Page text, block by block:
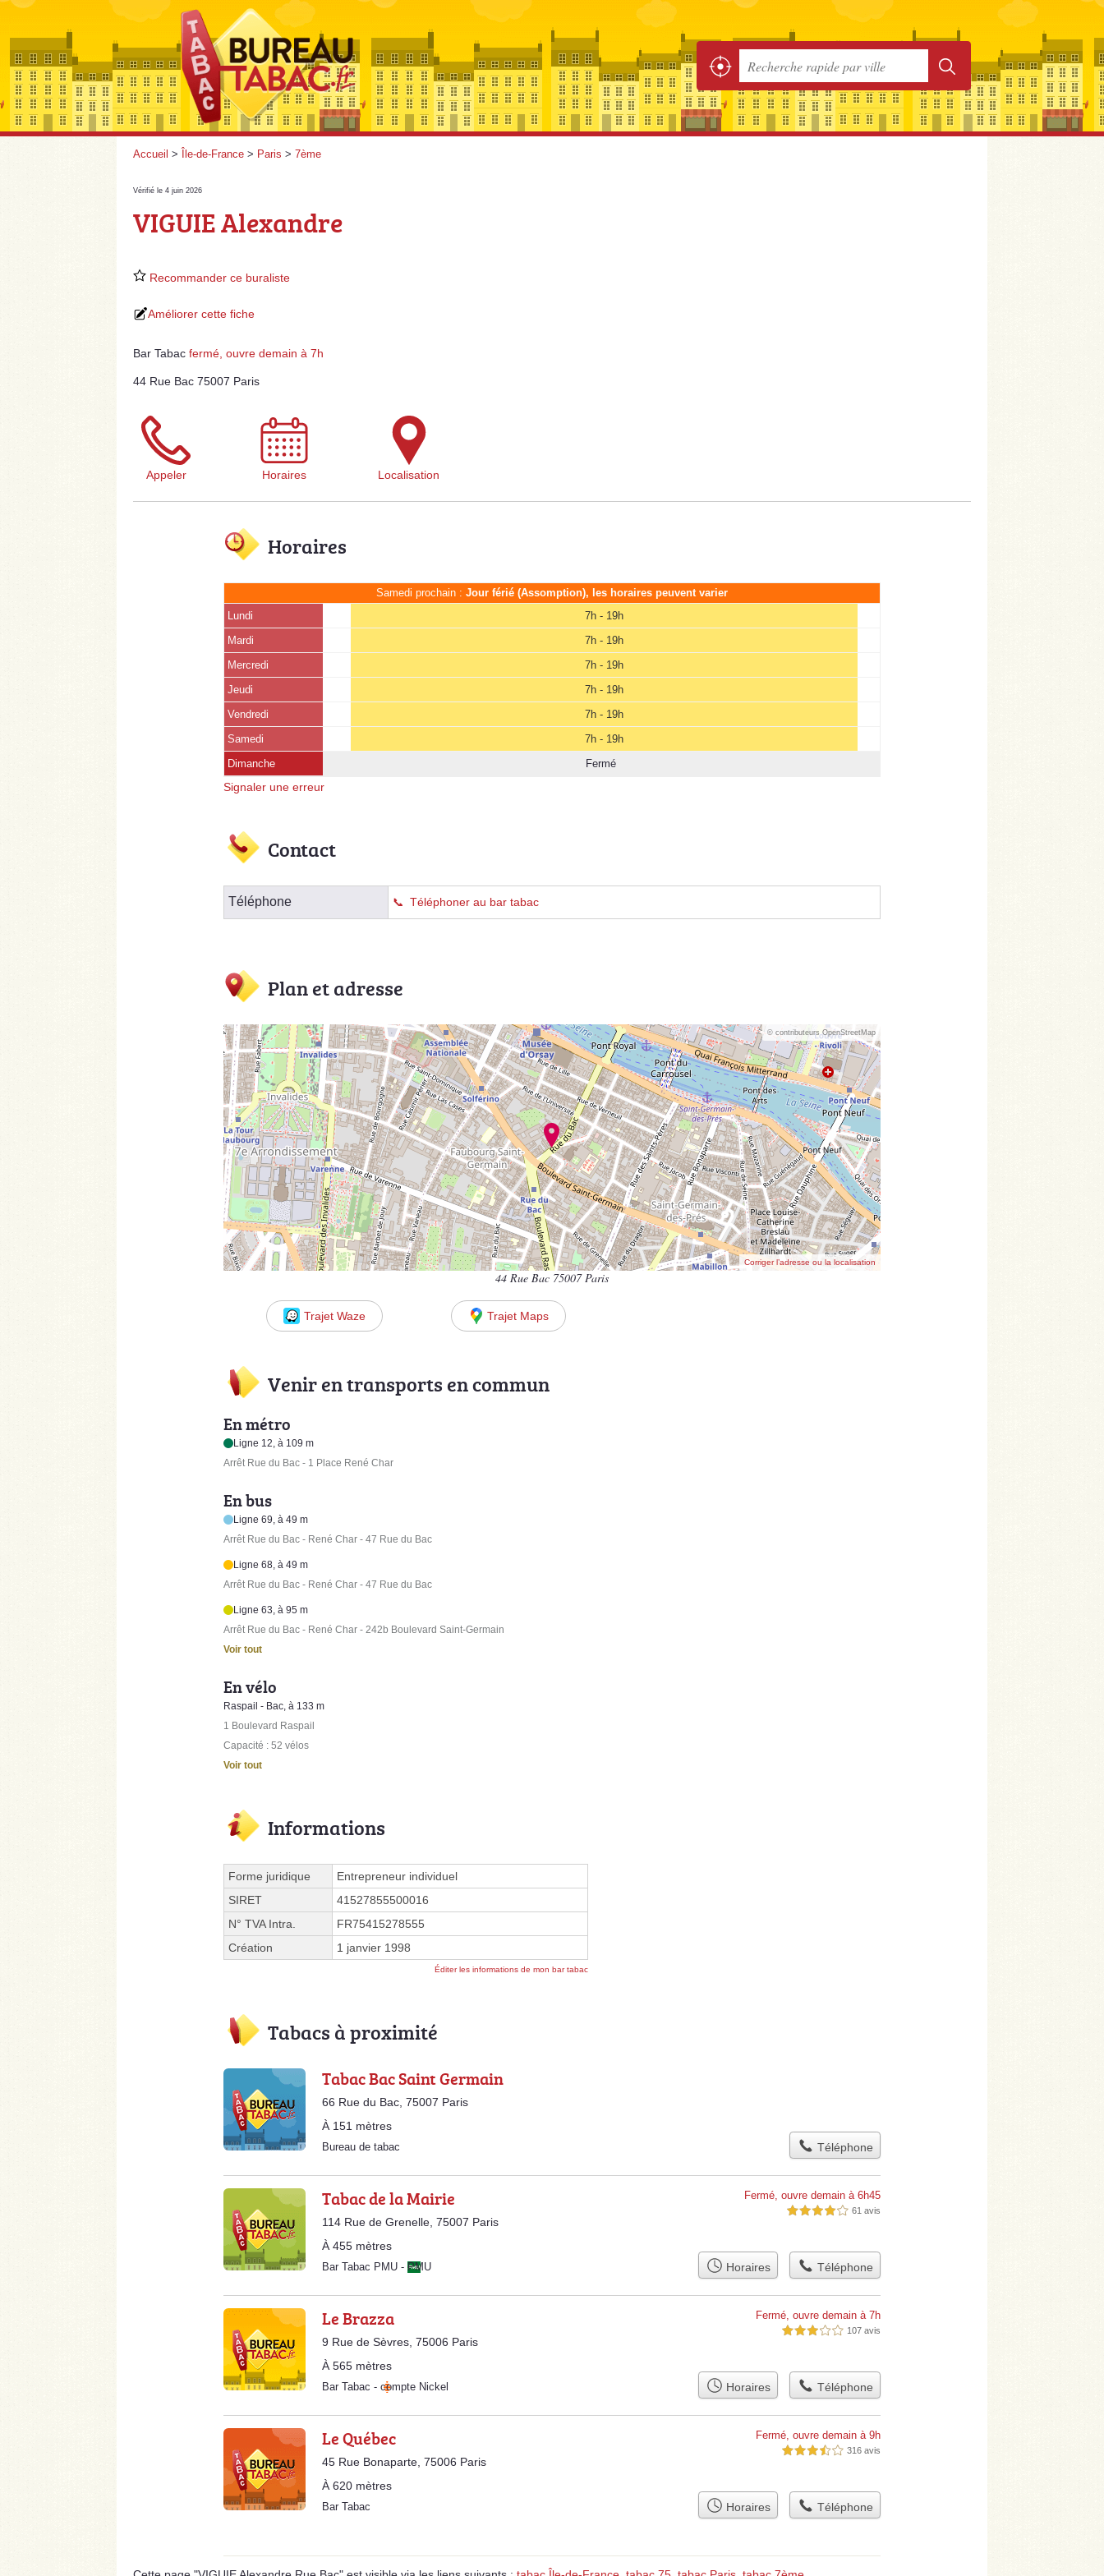
Accueil > Île-de-France > Paris > 7ème
Vérifié le 4 juin 2026
VIGUIE Alexandre
Recommander ce buraliste
Améliorer cette fiche
Bar Tabac fermé, ouvre demain à 7h
44 Rue Bac 75007 Paris
Appeler Horaires Localisation
Horaires
Samedi prochain : Jour férié (Assomption), les horaires peuvent varier
Lundi
7h - 19h
Mardi 7h - 19h
Mercredi 7h - 19h
Jeudi 7h - 19h
Vendredi 7h - 19h
Samedi 7h - 19h
Dimanche Fermé
Signaler une erreur
Contact
Téléphone Téléphoner au bar tabac
Plan et adresse
© contributeurs OpenStreetMap
Corriger l’adresse ou la localisation
44 Rue Bac 75007 Paris
Trajet Waze Trajet Maps
Venir en transports en commun
En métro
Ligne 12, à 109 m
Arrêt Rue du Bac - 1 Place René Char
En bus
Ligne 69, à 49 m
Arrêt Rue du Bac - René Char - 47 Rue du Bac
Ligne 68, à 49 m
Arrêt Rue du Bac - René Char - 47 Rue du Bac
Ligne 63, à 95 m
Arrêt Rue du Bac - René Char - 242b Boulevard Saint-Germain
Voir tout
En vélo
Raspail - Bac, à 133 m
1 Boulevard Raspail
Capacité : 52 vélos
Voir tout
Informations
Forme juridique
Entrepreneur individuel
SIRET
41527855500016
N° TVA Intra.
FR75415278555
Création
1 janvier 1998
Éditer les informations de mon bar tabac
Tabacs à proximité
Tabac Bac Saint Germain
66 Rue du Bac, 75007 Paris
À 151 mètres
Bureau de tabac Téléphone
Tabac de la Mairie
114 Rue de Grenelle, 75007 Paris
À 455 mètres
Fermé, ouvre demain à 6h45
4,0 étoiles sur 5 61 avis
Bar Tabac PMU - PMU Horaires Téléphone
Le Brazza
9 Rue de Sèvres, 75006 Paris
À 565 mètres
Fermé, ouvre demain à 7h
3,0 étoiles sur 5 107 avis
Bar Tabac - compte Nickel Horaires Téléphone
Le Québec
45 Rue Bonaparte, 75006 Paris
À 620 mètres
Fermé, ouvre demain à 9h
3,5 étoiles sur 5 316 avis
Bar Tabac Horaires Téléphone